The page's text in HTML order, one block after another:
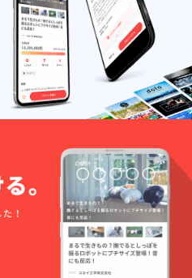
せてい
ただき
ます。
お届
け先に
はクラ
ファン
ディン
だと
わから
ないよ
うな仕
様でお
たしま
す。
直接配
送の贈
ジで
す。
炭酸
充填機
の工事
が済み
次第、9
月下旬
頃より
です。
【ご注
意】
直接配
送の贈
り物の
場合、
お礼の
お手紙
は同封
ズ、言
葉等を
ご指
定いた
だきま
すよう
にお願
い致し
ます。
切の責
任を負
いかね
ますの
で 商
標権な
どにご
留意頂
き、ご
了承の
特に
データ
がない
場合は
ご相談
のうえ
製作さ
せて頂
きま
により
デザイ
ン費が
別途発
生いた
しま
す。）
▶商品
で使用
してい